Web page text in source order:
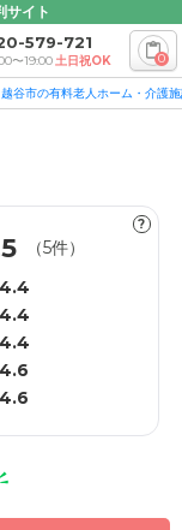
サイト
579-721
〜19:00土日祝OK 0
越谷市の有料老人ホーム・介護
?
（5件）
4.4
4.4
4.4
4.6
4.6